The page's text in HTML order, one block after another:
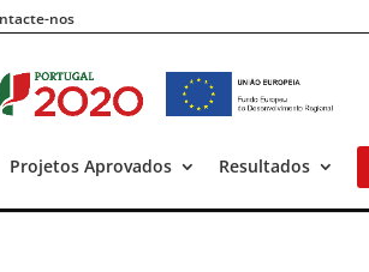
nos
Projetos Aprovados Resultados